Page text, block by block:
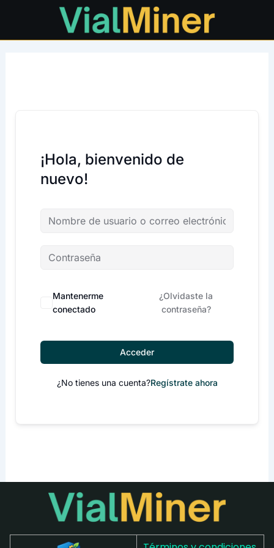
¡Hola, bienvenido de
nuevo!
Mantenerme
conectado
¿Olvidaste la
contraseña?
Acceder
¿No tienes una cuenta?Regístrate ahora